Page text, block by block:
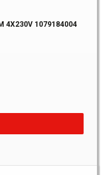
4X230V 1079184004